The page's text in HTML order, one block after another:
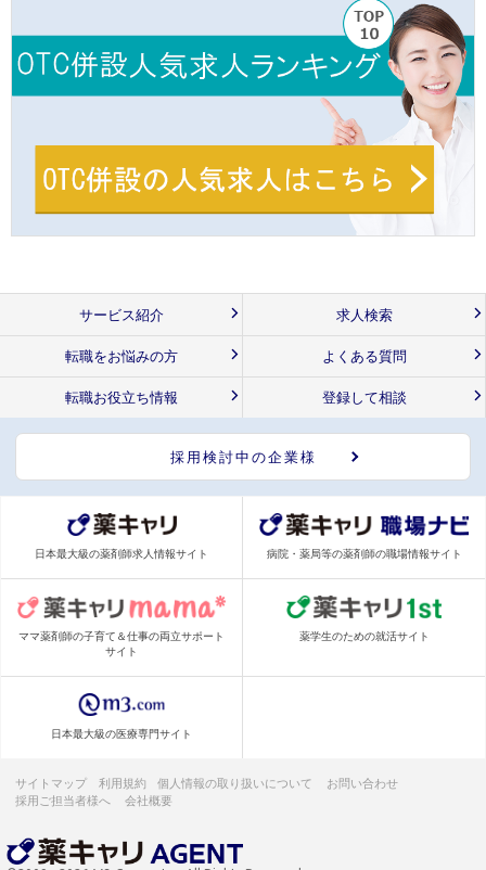
サービス紹介 求人検索
転職をお悩みの方 よくある質問
転職お役立ち情報 登録して相談
採用検討中の企業様
日本最大級の薬剤師求人情報サイト 病院・薬局等の薬剤師の職場情報サイト
ママ薬剤師の子育て＆仕事の両立サポート
サイト
薬学生のための就活サイト
日本最大級の医療専門サイト
サイトマップ 利用規約 個人情報の取り扱いについて
お問い合わせ
採用ご担当者様へ
会社概要